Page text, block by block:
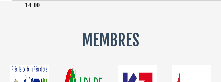
EVÈNEMENTS
DOCUMENTS À TÉLÉCHARGER
MEMBRES